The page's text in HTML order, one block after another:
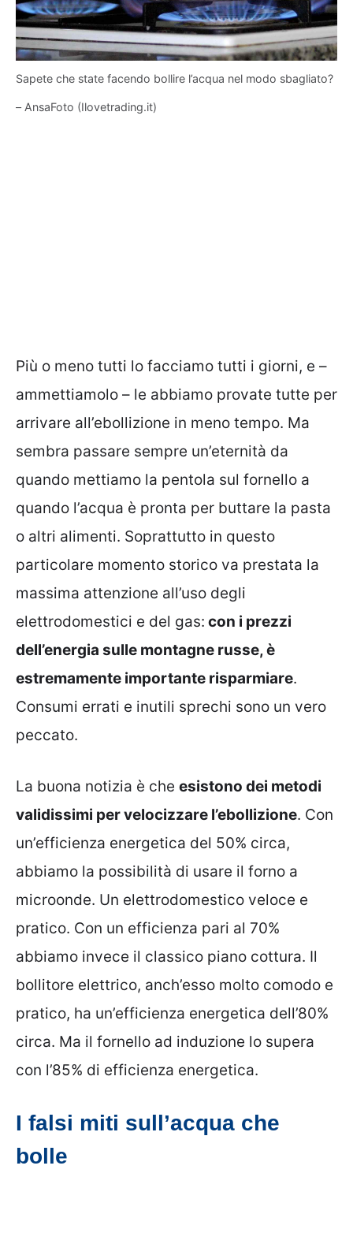
Sapete che state facendo bollire l’acqua nel modo sbagliato?
– AnsaFoto (Ilovetrading.it)
Più o meno tutti lo facciamo tutti i giorni, e –
ammettiamolo – le abbiamo provate tutte per
arrivare all’ebollizione in meno tempo. Ma
sembra passare sempre un’eternità da
quando mettiamo la pentola sul fornello a
quando l’acqua è pronta per buttare la pasta
o altri alimenti. Soprattutto in questo
particolare momento storico va prestata la
massima attenzione all’uso degli
elettrodomestici e del gas: con i prezzi
dell’energia sulle montagne russe, è
estremamente importante risparmiare.
Consumi errati e inutili sprechi sono un vero
peccato.
La buona notizia è che esistono dei metodi
validissimi per velocizzare l’ebollizione. Con
un’efficienza energetica del 50% circa,
abbiamo la possibilità di usare il forno a
microonde. Un elettrodomestico veloce e
pratico. Con un efficienza pari al 70%
abbiamo invece il classico piano cottura. Il
bollitore elettrico, anch’esso molto comodo e
pratico, ha un’efficienza energetica dell’80%
circa. Ma il fornello ad induzione lo supera
con l’85% di efficienza energetica.
I falsi miti sull’acqua che
bolle